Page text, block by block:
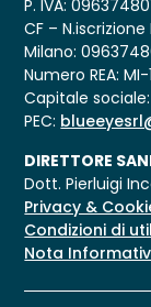
P. IVA:
CF –
Milano:
Numero REA:
Capitale
PEC:
DIRETTORE
Dott. Pierluigi
Privacy &
Condizioni di
Nota